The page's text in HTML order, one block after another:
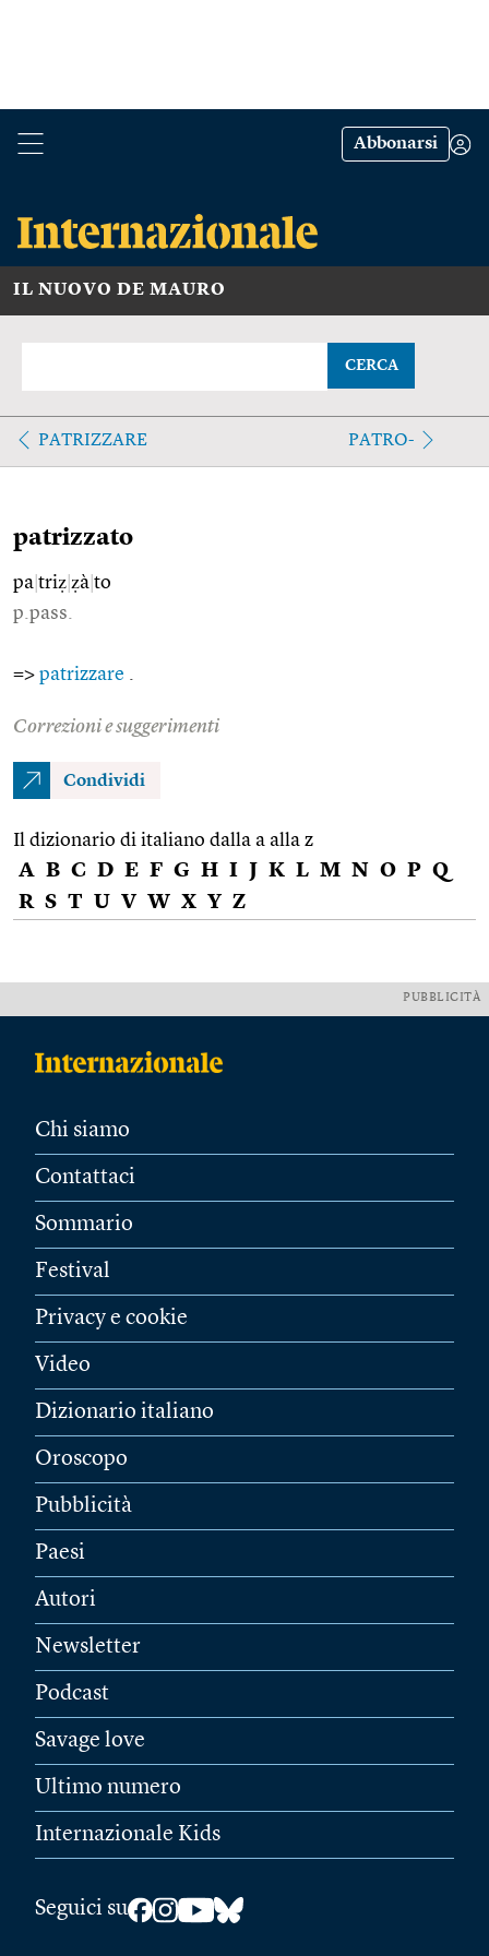
Abbonarsi
IL NUOVO DE MAURO
CERCA
PATRIZZARE PATRO-
patrizzato
pa triẓ ẓà to
p.pass.
=> patrizzare
Correzioni e suggerimenti
Condividi
Il dizionario di italiano dalla a alla z
A B C D E F G H I J K L M N O P Q
R S T U V W X Y Z
PUBBLICITÀ
Chi siamo
Contattaci
Sommario
Festival
Privacy e cookie
Video
Dizionario italiano
Oroscopo
Pubblicità
Paesi
Autori
Newsletter
Podcast
Savage love
Ultimo numero
Internazionale Kids
Seguici su